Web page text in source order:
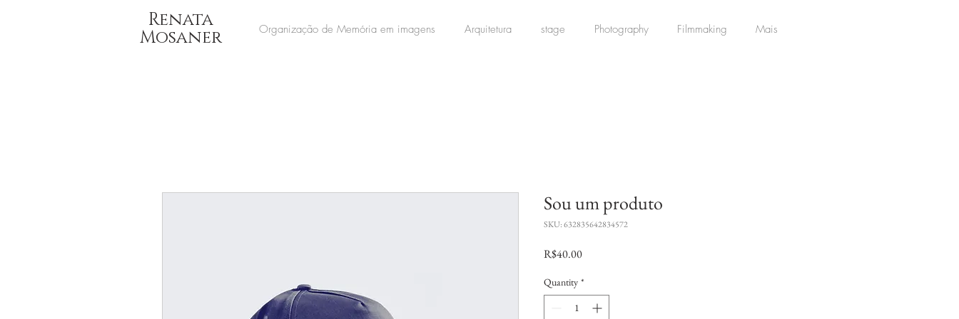
Organização de Memória em imagens Arquitetura stage Photography Filmmaking Mais
Renata
Mosaner
Sou um produto
SKU: 632835642834572
R$40.00Price
Quantity *